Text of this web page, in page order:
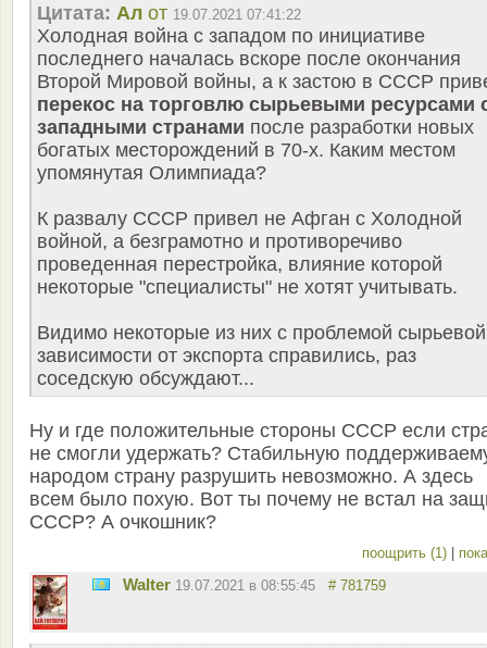
Цитата: Ал от 19.07.2021 07:41:22
Холодная война с западом по инициативе
последнего началась вскоре после окончания
Второй Мировой войны, а к застою в СССР
перекос на торговлю сырьевыми ресурсами
западными странами после разработки новых
богатых месторождений в 70-х. Каким местом
упомянутая Олимпиада?
К развалу СССР привел не Афган с Холодной
войной, а безграмотно и противоречиво
проведенная перестройка, влияние которой
некоторые "специалисты" не хотят учитывать.
Видимо некоторые из них с проблемой сырьевой
зависимости от экспорта справились, раз
соседскую обсуждают...
Ну и где положительные стороны СССР если
не смогли удержать? Стабильную
народом страну разрушить невозможно. А здесь
всем было похую. Вот ты почему не встал на
СССР? А очкошник?
поощрить (1) |
Walter 19.07.2021 в 08:55:45 # 781759